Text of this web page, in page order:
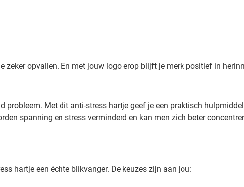
zeker opvallen. En met jouw logo erop blijft je merk positief in
probleem. Met dit anti-stress hartje geef je een praktisch
spanning en stress verminderd en kan men zich beter
hartje een échte blikvanger. De keuzes zijn aan jou: